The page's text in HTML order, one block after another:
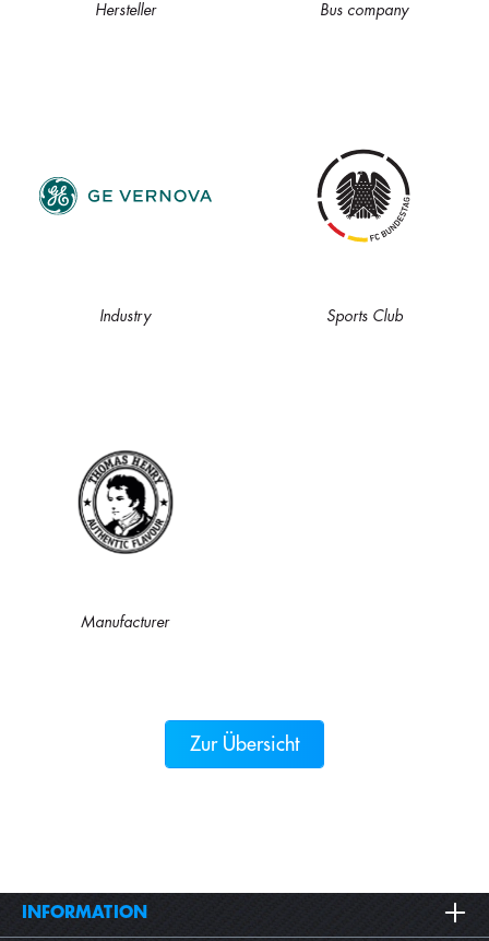
Hersteller Bus company
Industry Sports Club
Manufacturer
Zur Übersicht
INFORMATION